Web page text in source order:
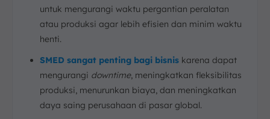
untuk mengurangi waktu pergantian peralatan
atau produksi agar lebih efisien dan minim waktu
henti.
SMED sangat penting bagi bisnis karena dapat
mengurangi downtime, meningkatkan fleksibilitas
produksi, menurunkan biaya, dan meningkatkan
daya saing perusahaan di pasar global.